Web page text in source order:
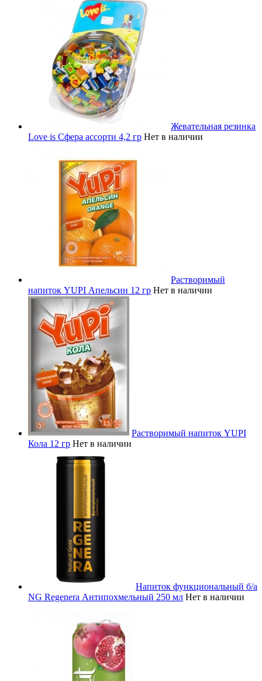
Жевательная резинка
Love is Сфера ассорти 4,2 гр Нет в наличии
Растворимый
напиток YUPI Апельсин 12 гр Нет в наличии
Растворимый напиток YUPI
Кола 12 гр Нет в наличии
Напиток функциональный б/а
NG Regenera Антипохмельный 250 мл Нет в наличии